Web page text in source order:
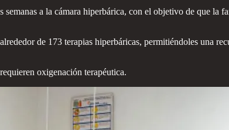
a la cámara hiperbárica, con el objetivo de que la
de 173 terapias hiperbáricas, permitiéndoles una
oxigenación terapéutica.